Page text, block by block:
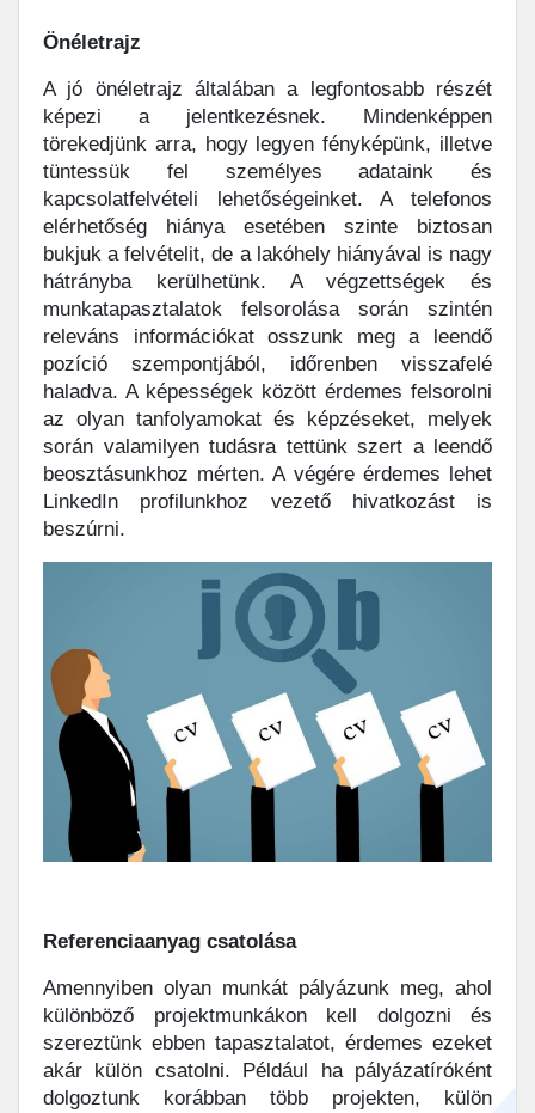
Önéletrajz
A jó önéletrajz általában a legfontosabb részét
képezi a jelentkezésnek. Mindenképpen
törekedjünk arra, hogy legyen fényképünk, illetve
tüntessük fel személyes adataink és
kapcsolatfelvételi lehetőségeinket. A telefonos
elérhetőség hiánya esetében szinte biztosan
bukjuk a felvételit, de a lakóhely hiányával is nagy
hátrányba kerülhetünk. A végzettségek és
munkatapasztalatok felsorolása során szintén
releváns információkat osszunk meg a leendő
pozíció szempontjából, időrenben visszafelé
haladva. A képességek között érdemes felsorolni
az olyan tanfolyamokat és képzéseket, melyek
során valamilyen tudásra tettünk szert a leendő
beosztásunkhoz mérten. A végére érdemes lehet
LinkedIn profilunkhoz vezető hivatkozást is
beszúrni.
Referenciaanyag csatolása
Amennyiben olyan munkát pályázunk meg, ahol
különböző projektmunkákon kell dolgozni és
szereztünk ebben tapasztalatot, érdemes ezeket
akár külön csatolni. Például ha pályázatíróként
dolgoztunk korábban több projekten, külön